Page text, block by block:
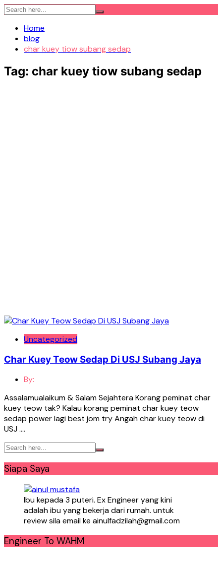
Skip
contentHome
blog
char kuey tiow subang sedap
Tag: char kuey tiow subang sedap
Uncategorized
Char Kuey Teow Sedap Di USJ Subang Jaya
By:
Assalamualaikum & Salam Sejahtera Korang peminat char
kuey teow tak? Kalau korang peminat char kuey teow
sedap power lagi best jom try Angah char kuey teow di
USJ ….
Siapa Saya
Ibu kepada 3 puteri. Ex Engineer yang kini
adalah ibu yang bekerja dari rumah. untuk
review sila email ke ainulfadzilah@gmail.com
Engineer To WAHM